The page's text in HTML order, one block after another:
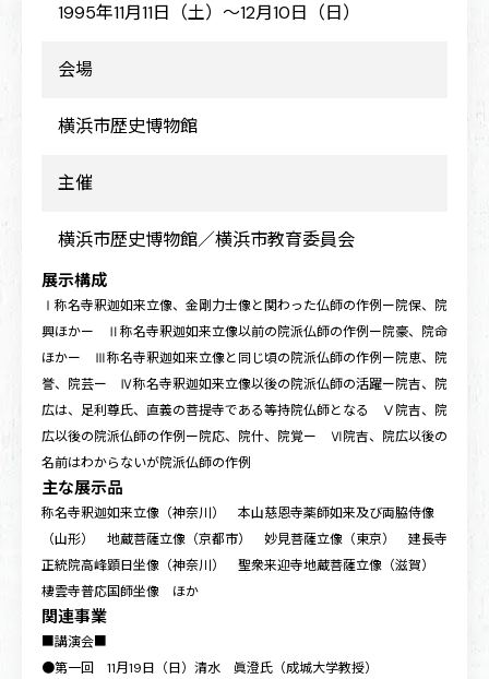
1995年11月11日（土）～12月10日（日）
会場
横浜市歴史博物館
主催
横浜市歴史博物館／横浜市教育委員会
展示構成
Ⅰ称名寺釈迦如来立像、金剛力士像と関わった仏師の作例ー院保、院
興ほかー Ⅱ称名寺釈迦如来立像以前の院派仏師の作例ー院豪、院命
ほかー Ⅲ称名寺釈迦如来立像と同じ頃の院派仏師の作例ー院恵、院
誉、院芸ー Ⅳ称名寺釈迦如来立像以後の院派仏師の活躍ー院吉、院
広は、足利尊氏、直義の菩提寺である等持院仏師となる Ⅴ院吉、院
広以後の院派仏師の作例ー院応、院什、院覚ー Ⅵ院吉、院広以後の
名前はわからないが院派仏師の作例
主な展示品
称名寺釈迦如来立像（神奈川） 本山慈恩寺薬師如来及び両脇侍像
（山形） 地蔵菩薩立像（京都市） 妙見菩薩立像（東京） 建長寺
正統院高峰顕日坐像（神奈川） 聖衆来迎寺地蔵菩薩立像（滋賀）
棲雲寺普応国師坐像 ほか
関連事業
■講演会■
●第一回 11月19日（日）清水 眞澄氏（成城大学教授）